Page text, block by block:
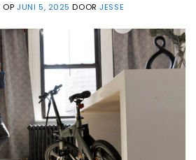
OPJUNI 5, 2025 DOORJESSE